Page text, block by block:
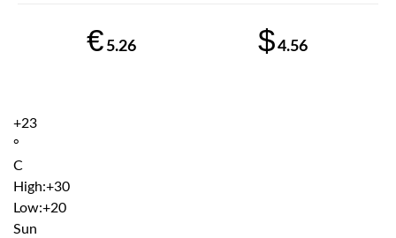
€ 5.26 $4.56
+23
°
C
High:+30
Low:+20
Sun